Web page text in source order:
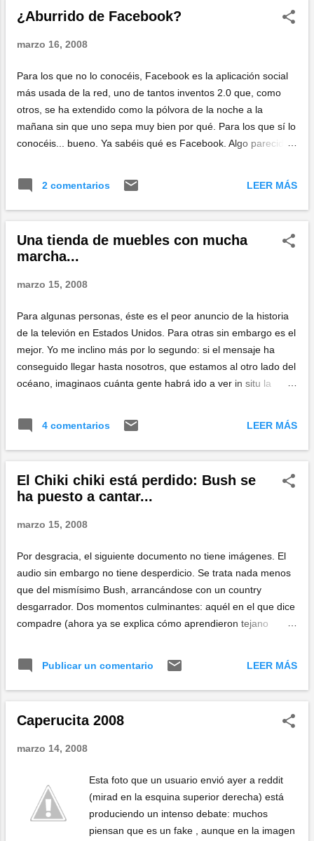
las planta vegetale, y los yerbajo. Pero
“¡Yastá!, pa no aburrime”, pensó, “haré lo
animale, pa que se meneen un poquiyo, y me
den argo de chou espestacular”. Y hiso lo
bishos. Seguir leyendo el génesis andalú...
¿Aburrido de Facebook?
marzo 16, 2008
Para los que no lo conocéis, Facebook es la aplicación social
más usada de la red, uno de tantos inventos 2.0 que, como
otros, se ha extendido como la pólvora de la noche a la
mañana sin que uno sepa muy bien por qué. Para los que sí lo
conocéis... bueno. Ya sabéis qué es Facebook. Algo parecido
mundo quería tener uno, pero nadie sabía muy bien para qué
servía. Yo me prodigo poco en Facebook. Cuando no tienes
mucho tiempo para prestarle a la aplicación, acabas
Facebook y limitándote a abrir algunas de las cosas que te
envían. ¿Y cuando tienes mucho tiempo? Cuando tienes
te envían; hasta un punto que llega a desbordar por completo
al usuario. Tanto, que muchos comienzan a estar hasta los
cojo... aburridos de Facebook. Los que sabéis de qué e...
2 comentarios LEER MÁS
Una tienda de muebles con mucha
marcha...
marzo 15, 2008
Para algunas personas, éste es el peor anuncio de la historia
de la televión en Estados Unidos. Para otras sin embargo es el
mejor. Yo me inclino más por lo segundo: si el mensaje ha
conseguido llegar hasta nosotros, que estamos al otro lado del
océano, imaginaos cuánta gente habrá ido a ver in situ la
4 comentarios LEER MÁS
El Chiki chiki está perdido: Bush se
ha puesto a cantar...
marzo 15, 2008
Por desgracia, el siguiente documento no tiene imágenes. El
audio sin embargo no tiene desperdicio. Se trata nada menos
que del mismísimo Bush, arrancándose con un country
desgarrador. Dos momentos culminantes: aquél en el que dice
compadre (ahora ya se explica cómo aprendieron tejano
entonando como el mismísimo Willie Nelson . Y entretanto, el
mundo en sus manos. Inenarrable.
Publicar un comentario LEER MÁS
Caperucita 2008
marzo 14, 2008
Esta foto que un usuario envió ayer a reddit
(mirad en la esquina superior derecha) está
produciendo un intenso debate: muchos
piensan que es un fake , aunque en la imagen